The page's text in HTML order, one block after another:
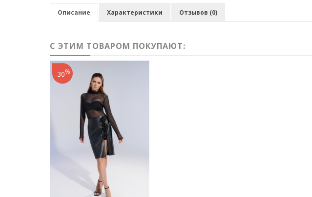
Описание Характеристики Отзывов (0)
С ЭТИМ ТОВАРОМ ПОКУПАЮТ:
-30%